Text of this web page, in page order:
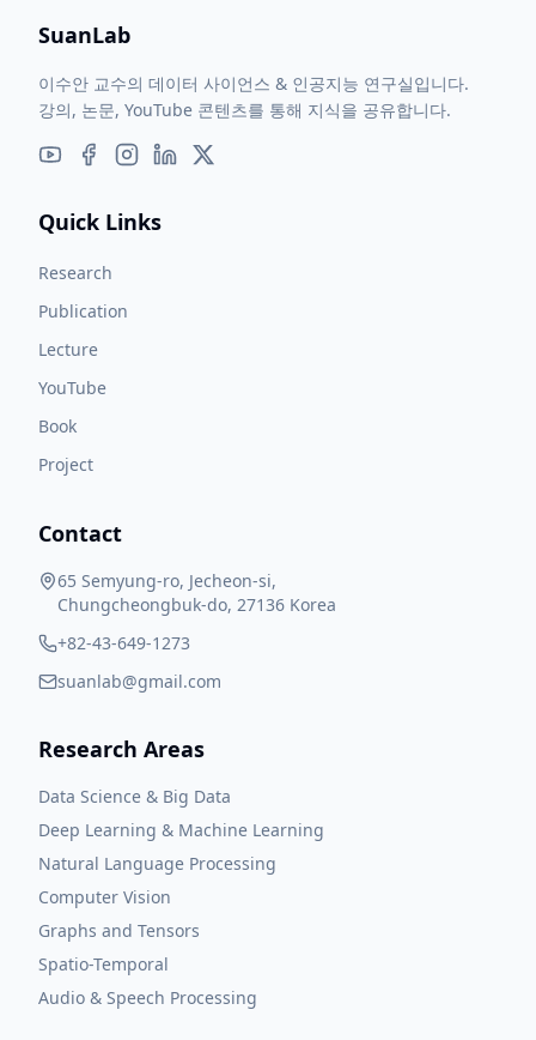
SuanLab
이수안 교수의 데이터 사이언스 & 인공지능 연구실입니다.
강의, 논문, YouTube 콘텐츠를 통해 지식을 공유합니다.
Quick Links
Research
Publication
Lecture
YouTube
Book
Project
Contact
65 Semyung-ro, Jecheon-si,
Chungcheongbuk-do, 27136 Korea
+82-43-649-1273
suanlab@gmail.com
Research Areas
Data Science & Big Data
Deep Learning & Machine Learning
Natural Language Processing
Computer Vision
Graphs and Tensors
Spatio-Temporal
Audio & Speech Processing